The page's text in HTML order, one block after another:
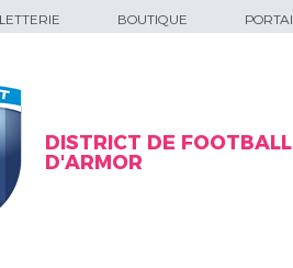
BOUTIQUE
DISTRICT DE
D'ARMOR